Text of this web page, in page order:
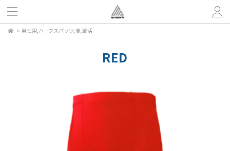
> 男性用,ハーフスパッツ,夏,部活
RED